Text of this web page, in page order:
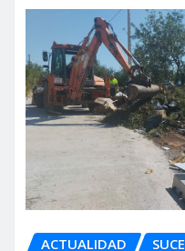
ACTUALIDAD